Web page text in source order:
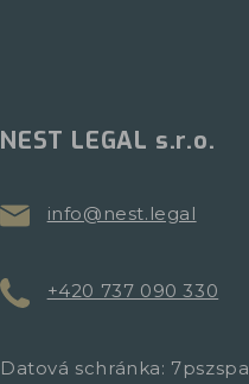
NEST LEGAL s.r.o.
info@nest.legal
+420 737 090 330
Datová schránka: 7pszspa